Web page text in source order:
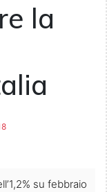
la
su febbraio